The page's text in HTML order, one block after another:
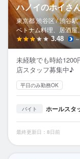
応募履歴
WEB履歴書
スカウト・メルマガ
ヘルプ・お問い合わせ
掲載をご検討の店舗様へ
食べログ求人PRESS
プライバシーポリシー
ハノイのホイさ
東京都 渋谷区 / 渋谷駅
ベトナム料理、居酒屋
3.48
未経験でも時給1200
店スタッフ募集中♪
平日のみ勤務OK
バイト ホールスタ
最終更新日：8日前